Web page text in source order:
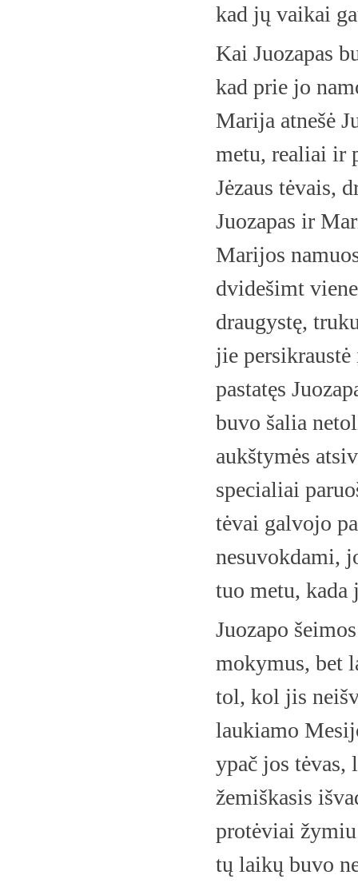
kad jų vaikai
Kai Juozapas
kad prie jo
Marija atnešė
metu, realiai ir
Jėzaus tėvais,
Juozapas ir
Marijos
dvidešimt
draugystę,
jie
pastatęs
buvo šalia
aukštymės
specialiai
tėvai galvojo
nesuvokdami,
tuo metu,
Juozapo
mokymus, bet
tol, kol jis
laukiamo
ypač jos
žemiškasis
protėviai
tų laikų buvo